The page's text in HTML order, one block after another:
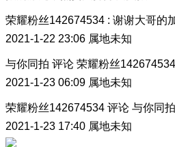
荣耀粉丝142674534 : 谢谢大哥的
2021-1-22 23:06 属地未知
与你同拍 评论 荣耀粉丝142674534
2021-1-23 06:09 属地未知
荣耀粉丝142674534 评论 与你同拍
2021-1-23 17:40 属地未知